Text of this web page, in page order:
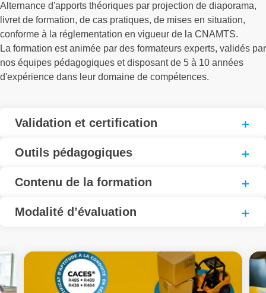
Alternance d'apports théoriques par projection de diaporama,
livret de formation, de cas pratiques, de mises en situation,
conforme à la réglementation en vigueur de la CNAMTS.
La formation est animée par des formateurs experts, validés par
nos équipes pédagogiques et disposant de 5 à 10 années
d'expérience dans leur domaine de compétences.
Validation et certification
Outils pédagogiques
Contenu de la formation
Modalité d’évaluation